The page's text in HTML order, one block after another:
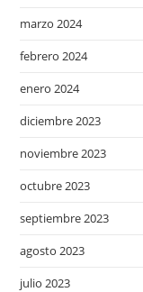
marzo 2024
febrero 2024
enero 2024
diciembre 2023
noviembre 2023
octubre 2023
septiembre 2023
agosto 2023
julio 2023